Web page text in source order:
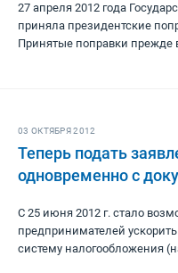
27 апреля 2012 года
приняла президентские
Принятые поправки прежде
03 ОКТЯБРЯ 2012
Теперь подать
одновременно с
С 25 июня 2012 г. стало
предпринимателей
систему налогообложения